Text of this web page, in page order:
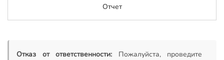
Отчет
Отказ от ответственности: Пожалуйста, проведите